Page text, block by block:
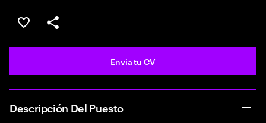
Guardar oferta
Compartir
Envia tu CV
Descripción Del Puesto